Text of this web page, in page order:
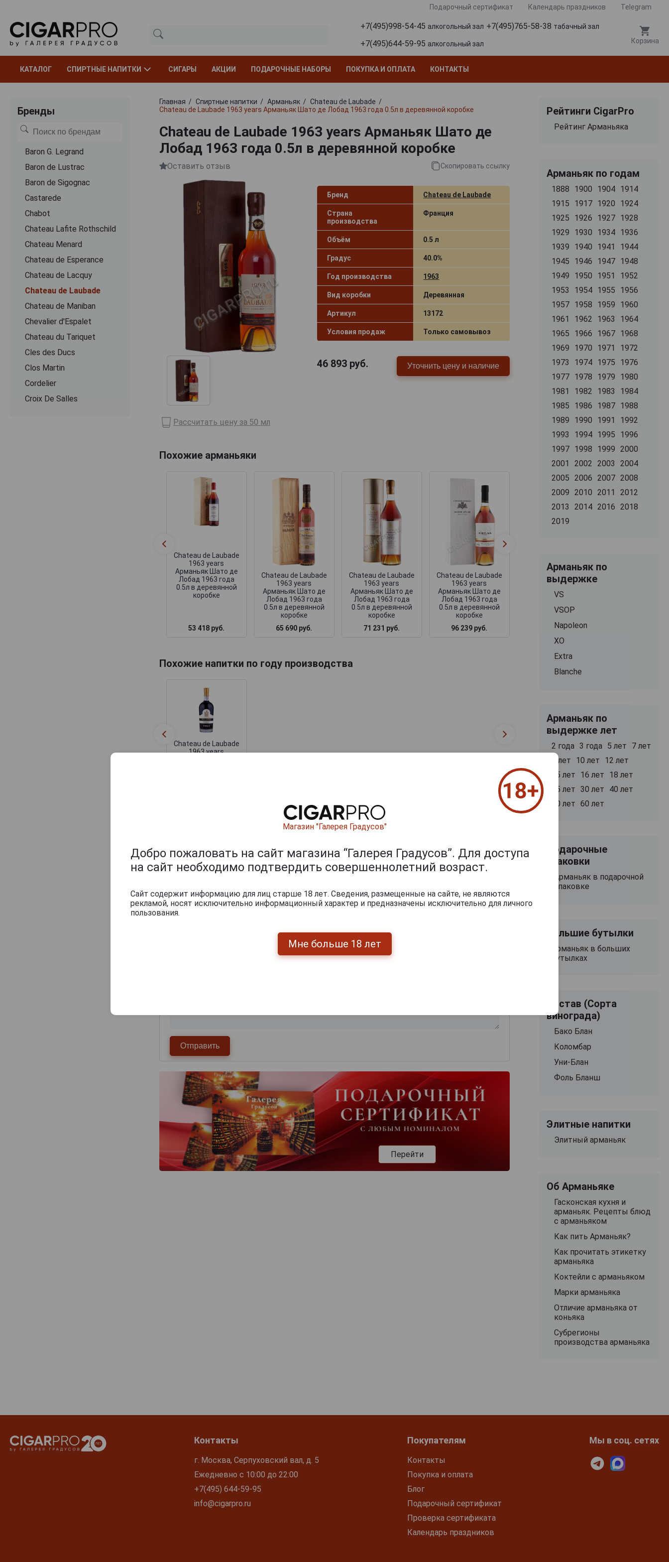
Подарочный сертификат Календарь праздников Telegram
+7(495)998-54-45 алкогольный зал +7(495)765-58-38 табачный зал
+7(495)644-59-95 алкогольный зал Корзина
КАТАЛОГ СПИРТНЫЕ НАПИТКИ СИГАРЫ АКЦИИ ПОДАРОЧНЫЕ НАБОРЫ ПОКУПКА И ОПЛАТА КОНТАКТЫ
Бренды
Baron G. Legrand
Baron de Lustrac
Baron de Sigognac
Castarede
Chabot
Chateau Lafite Rothschild
Chateau Menard
Chateau de Esperance
Chateau de Lacquy
Chateau de Laubade
Chateau de Maniban
Chevalier d'Espalet
Chаteau du Tariquet
Cles des Ducs
Clos Martin
Cordelier
Croix De Salles
Главная Спиртные напитки Арманьяк
Chateau de Laubade
Chateau de Laubade 1963 years Арманьяк Шато де Лобад 1963 года 0.5л в деревянной коробке
Chateau de Laubade 1963 years Арманьяк Шато де
Лобад 1963 года 0.5л в деревянной коробке
Оставить отзыв Скопировать ссылку
Бренд Chateau de Laubade
Страна
производства
Франция
Объём 0.5 л
Градус 40.0%
Год производства 1963
Вид коробки Деревянная
Артикул 13172
Условия продаж Только самовывоз
46 893руб. Уточнить цену и наличие
Рассчитать цену за 50 мл
Похожие арманьяки
Chateau de Laubade
1963 years
Арманьяк Шато де
Лобад 1963 года
0.5л в деревянной
коробке
53 418 руб.
Chateau de Laubade
1963 years
Арманьяк Шато де
Лобад 1963 года
0.5л в деревянной
коробке
65 690 руб.
Chateau de Laubade
1963 years
Арманьяк Шато де
Лобад 1963 года
0.5л в деревянной
коробке
71 231 руб.
Chateau de Laubade
1963 years
Арманьяк Шато де
Лобад 1963 года
0.5л в деревянной
коробке
96 239 руб.
0.5л в деревянной
коробке
73 967 руб.
Похожие напитки по году производства
Chateau de Laubade
1963 years
Перейти
Рейтинги CigarPro
Рейтинг Арманьяка
Арманьяк по годам
1888 1900 1904 1914
1915
1917 1920
1924
1925
1926 1927 1928
1929
1930 1934 1936
1939
1940 1941
1944
1945
1946 1947 1948
1949
1950 1951
1952
1953
1954 1955
1956
1957 1958 1959
1960
1961
1962 1963
1964
1965
1966 1967 1968
1969
1970 1971
1972
1973
1974 1975
1976
1977 1978 1979
1980
1981
1982 1983
1984
1985
1986 1987 1988
1989
1990 1991
1992
1993
1994 1995
1996
1997 1998 1999
2000
2001
2002 2003
2004
2005
2006 2007 2008
2009
2010 2011
2012
2013
2014 2016
2018
2019
Арманьяк по
выдержке
VS
VSOP
Napoleon
XO
Extra
Blanche
Арманьяк по
выдержке лет
2 года 3 года 5 лет
7 лет
8 лет
10 лет
12 лет
15 лет
16 лет
18 лет
25 лет 30 лет
40 лет
50 лет 60 лет
Подарочные
упаковки
Арманьяк в подарочной
упаковке
Большие бутылки
Арманьяк в больших
бутылках
Состав (Сорта
винограда)
Бако Блан
Коломбар
Уни-Блан
Фоль Бланш
Элитные напитки
Элитный арманьяк
Об Арманьяке
Гасконская кухня и
арманьяк. Рецепты блюд
с арманьяком
Как пить Арманьяк?
Как прочитать этикетку
арманьяка
Коктейли с арманьяком
Марки арманьяка
Отличие арманьяка от
коньяка
Субрегионы
производства арманьяка
Контакты
г. Москва, Серпуховский вал, д. 5
Ежедневно с 10:00 до 22:00
+7(495) 644-59-95
info@cigarpro.ru
Покупателям
Контакты
Покупка и оплата
Блог
Подарочный сертификат
Проверка сертификата
Календарь праздников
Мы в соц. сетях
Магазин "Галерея Градусов"
Добро пожаловать на сайт магазина “Галерея Градусов”. Для доступа
на сайт необходимо подтвердить совершеннолетний возраст.
Сайт содержит информацию для лиц старше 18 лет. Сведения, размещенные на сайте, не являются
рекламой, носят исключительно информационный характер и предназначены исключительно для личного
пользования.
Мне больше 18 лет